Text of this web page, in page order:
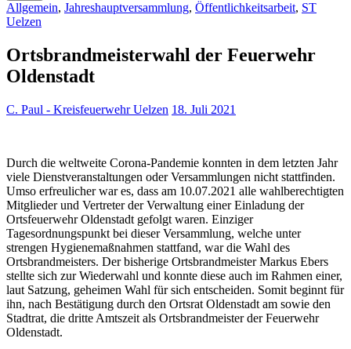
Allgemein, Jahreshauptversammlung, Öffentlichkeitsarbeit, ST
Uelzen
Ortsbrandmeisterwahl der Feuerwehr
Oldenstadt
C. Paul - Kreisfeuerwehr Uelzen 18. Juli 2021
Durch die weltweite Corona-Pandemie konnten in dem letzten Jahr
viele Dienstveranstaltungen oder Versammlungen nicht stattfinden.
Umso erfreulicher war es, dass am 10.07.2021 alle wahlberechtigten
Mitglieder und Vertreter der Verwaltung einer Einladung der
Ortsfeuerwehr Oldenstadt gefolgt waren. Einziger
Tagesordnungspunkt bei dieser Versammlung, welche unter
strengen Hygienemaßnahmen stattfand, war die Wahl des
Ortsbrandmeisters. Der bisherige Ortsbrandmeister Markus Ebers
stellte sich zur Wiederwahl und konnte diese auch im Rahmen einer,
laut Satzung, geheimen Wahl für sich entscheiden. Somit beginnt für
ihn, nach Bestätigung durch den Ortsrat Oldenstadt am sowie den
Stadtrat, die dritte Amtszeit als Ortsbrandmeister der Feuerwehr
Oldenstadt.